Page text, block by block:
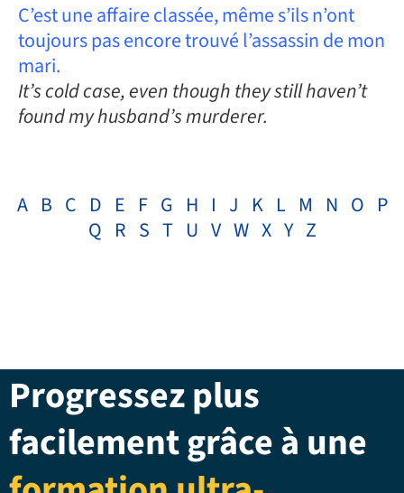
C’est une affaire classée, même s’ils n’ont
toujours pas encore trouvé l’assassin de mon
mari.
It’s cold case, even though they still haven’t
found my husband’s murderer.
A B C D E F G H I J K L M N O P
Q R S T U V W X Y Z
Progressez plus
facilement grâce à une